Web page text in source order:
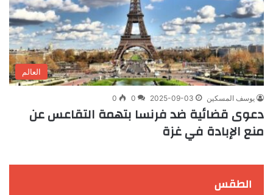
العالم
يوسف المسكين 2025-09-03
0
0
دعوى قضائية ضد فرنسا بتهمة التقاعس عن
منع الإبادة في غزة
الطقس